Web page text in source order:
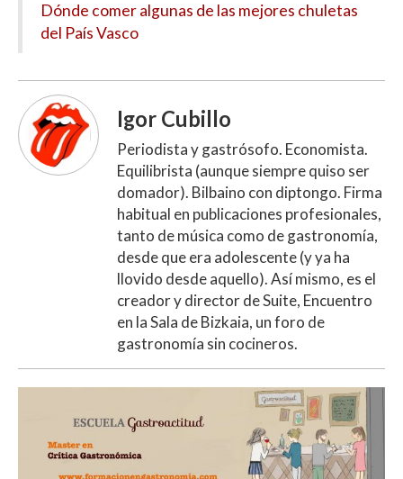
Dónde comer algunas de las mejores chuletas
del País Vasco
Igor Cubillo
Periodista y gastrósofo. Economista.
Equilibrista (aunque siempre quiso ser
domador). Bilbaino con diptongo. Firma
habitual en publicaciones profesionales,
tanto de música como de gastronomía,
desde que era adolescente (y ya ha
llovido desde aquello). Así mismo, es el
creador y director de Suite, Encuentro
en la Sala de Bizkaia, un foro de
gastronomía sin cocineros.